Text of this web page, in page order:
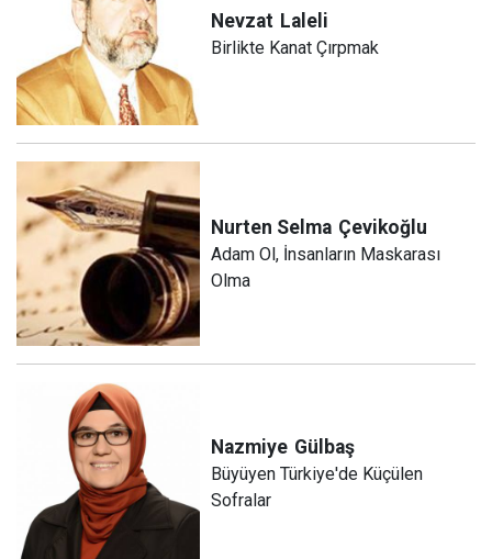
Nevzat Laleli
Birlikte Kanat Çırpmak
Nurten Selma Çevikoğlu
Adam Ol, İnsanların Maskarası
Olma
Nazmiye Gülbaş
Büyüyen Türkiye'de Küçülen
Sofralar